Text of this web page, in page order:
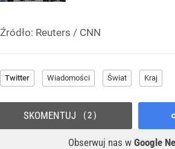
Źródło: Reuters / CNN
Twitter Wiadomości Świat Kraj
Obserwuj nas w Google
SKOMENTUJ 2